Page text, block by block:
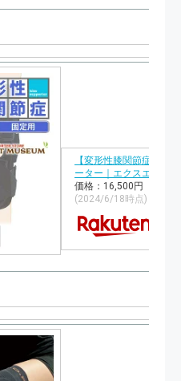
【変形性膝関節症】《
ーター｜エクスエイドニ
価格：16,500円（税込
(2024/6/18時点)